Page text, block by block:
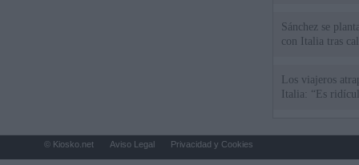
Sánchez se
con Italia tras
Los viajeros
Italia: “Es
© Kiosko.net Aviso Legal Privacidad y Cookies